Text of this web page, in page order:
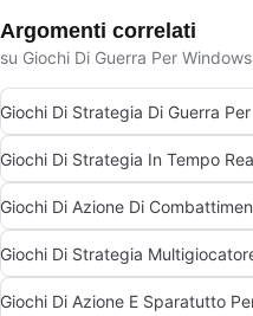
Argomenti correlati
su Giochi Di Guerra Per Windows